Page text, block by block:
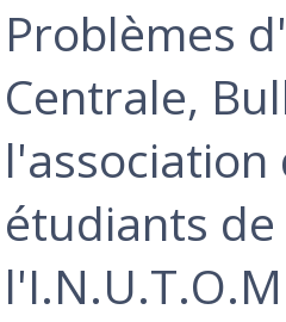
‎Problèmes
Centrale,
l'association
étudiants de